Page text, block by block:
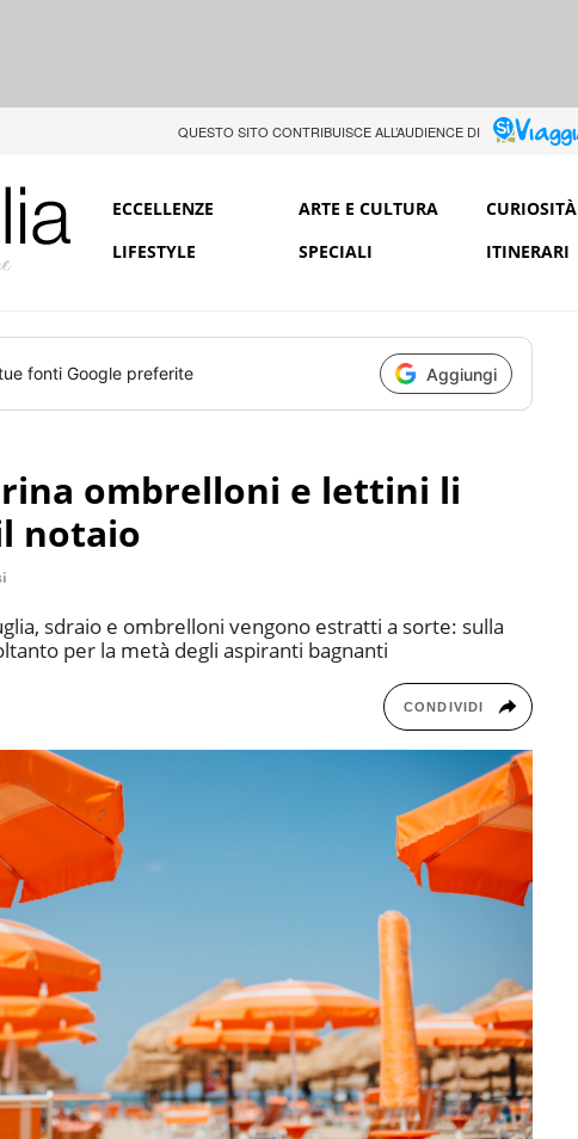
QUESTO SITO CONTRIBUISCE ALL’AUDIENCE DI
ECCELLENZE ARTE E CULTURA CURIOSITÀ
LIFESTYLE
SPECIALI ITINERARI
fonti Google preferite Aggiungi
ombrelloni e lettini li
notaio
sdraio e ombrelloni vengono estratti a sorte: sulla
per la metà degli aspiranti bagnanti
CONDIVIDI